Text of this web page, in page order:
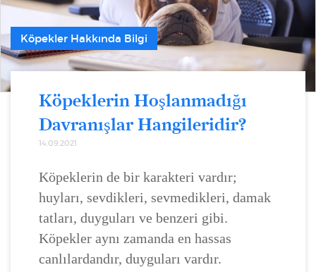
Köpekler Hakkında Bilgi
Köpeklerin Hoşlanmadığı
Davranışlar Hangileridir?
14.09.2021
Köpeklerin de bir karakteri vardır;
huyları, sevdikleri, sevmedikleri, damak
tatları, duyguları ve benzeri gibi.
Köpekler aynı zamanda en hassas
canlılardandır, duyguları vardır.